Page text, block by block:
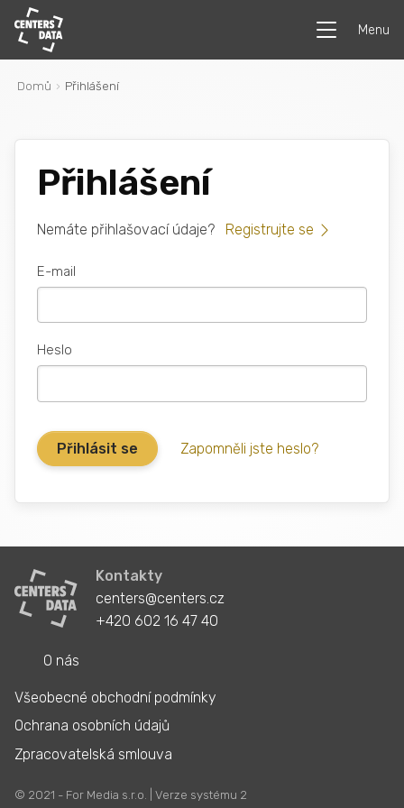
Menu
Domů Přihlášení
Přihlášení
Nemáte přihlašovací údaje? Registrujte se
E-mail
Heslo
Zapomněli jste heslo?
Kontakty
centers@centers.cz
+420 602 16 47 40
O nás
Všeobecné obchodní podmínky
Ochrana osobních údajů
Zpracovatelská smlouva
© 2021 - For Media s.r.o. | Verze systému 2